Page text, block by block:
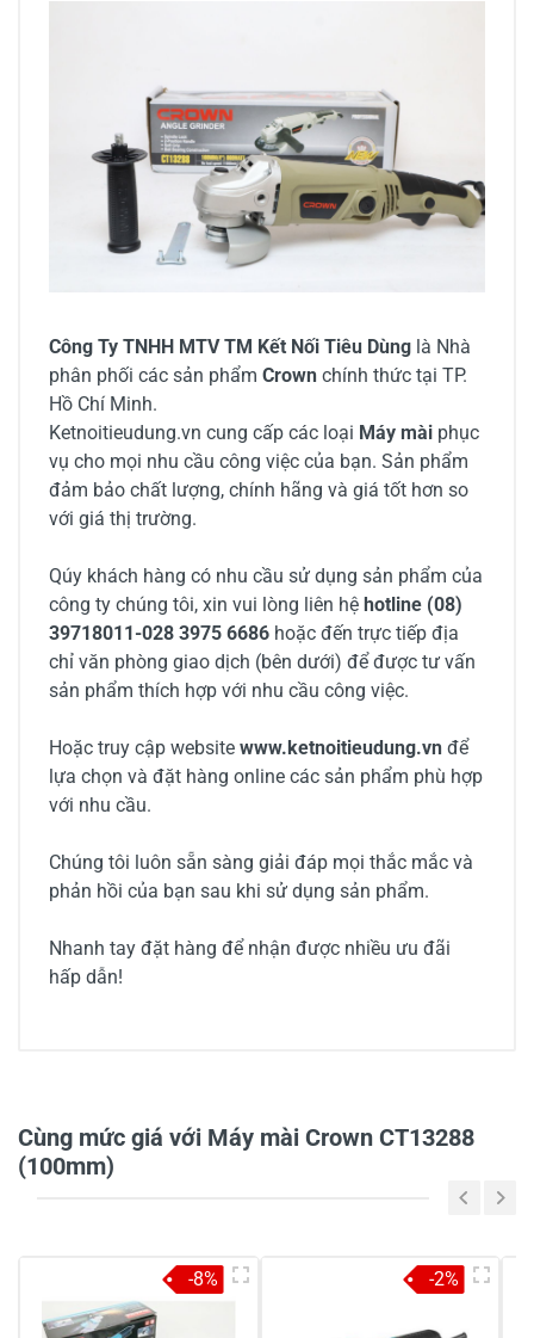
Công Ty TNHH MTV TM Kết Nối Tiêu Dùng là Nhà
phân phối các sản phẩm Crown chính thức tại TP.
Hồ Chí Minh.
Ketnoitieudung.vn cung cấp các loại Máy mài phục
vụ cho mọi nhu cầu công việc của bạn. Sản phẩm
đảm bảo chất lượng, chính hãng và giá tốt hơn so
với giá thị trường.
Qúy khách hàng có nhu cầu sử dụng sản phẩm của
công ty chúng tôi, xin vui lòng liên hệ hotline (08)
39718011-028 3975 6686 hoặc đến trực tiếp địa
chỉ văn phòng giao dịch (bên dưới) để được tư vấn
sản phẩm thích hợp với nhu cầu công việc.
Hoặc truy cập website www.ketnoitieudung.vn để
lựa chọn và đặt hàng online các sản phẩm phù hợp
với nhu cầu.
Chúng tôi luôn sẵn sàng giải đáp mọi thắc mắc và
phản hồi của bạn sau khi sử dụng sản phẩm.
Nhanh tay đặt hàng để nhận được nhiều ưu đãi
hấp dẫn!
2
Cùng mức giá với Máy mài Crown CT13288
(100mm)
-8% -2%